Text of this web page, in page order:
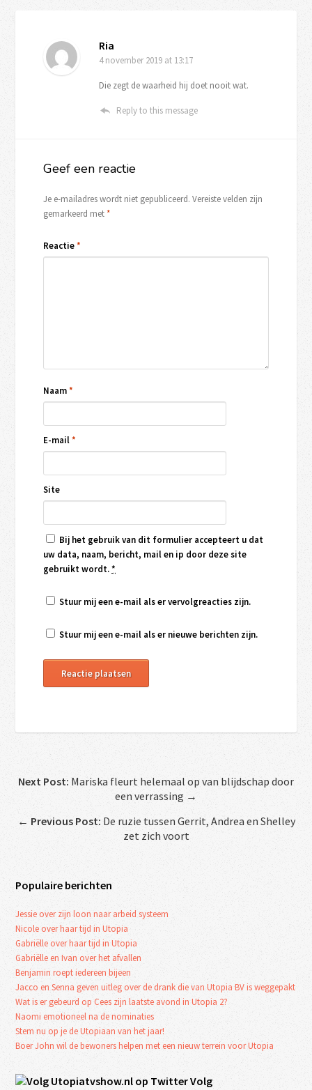
Ria
4 november 2019 at 13:17
Die zegt de waarheid hij doet nooit wat.
Reply to this message
Geef een reactie
Je e-mailadres wordt niet gepubliceerd. Vereiste velden zijn
gemarkeerd met*
Reactie*
Naam*
E-mail*
Site
Bij het gebruik van dit formulier accepteert u dat
uw data, naam, bericht, mail en ip door deze site
gebruikt wordt.*
Stuur mij een e-mail als er vervolgreacties zijn.
Stuur mij een e-mail als er nieuwe berichten zijn.
Next Post: Mariska fleurt helemaal op van blijdschap door
een verrassing →
← Previous Post: De ruzie tussen Gerrit, Andrea en Shelley
zet zich voort
Populaire berichten
Jessie over zijn loon naar arbeid systeem
Nicole over haar tijd in Utopia
Gabriëlle over haar tijd in Utopia
Gabriëlle en Ivan over het afvallen
Benjamin roept iedereen bijeen
Jacco en Senna geven uitleg over de drank die van Utopia BV is weggepakt
Wat is er gebeurd op Cees zijn laatste avond in Utopia 2?
Naomi emotioneel na de nominaties
Stem nu op je de Utopiaan van het jaar!
Boer John wil de bewoners helpen met een nieuw terrein voor Utopia
Volg